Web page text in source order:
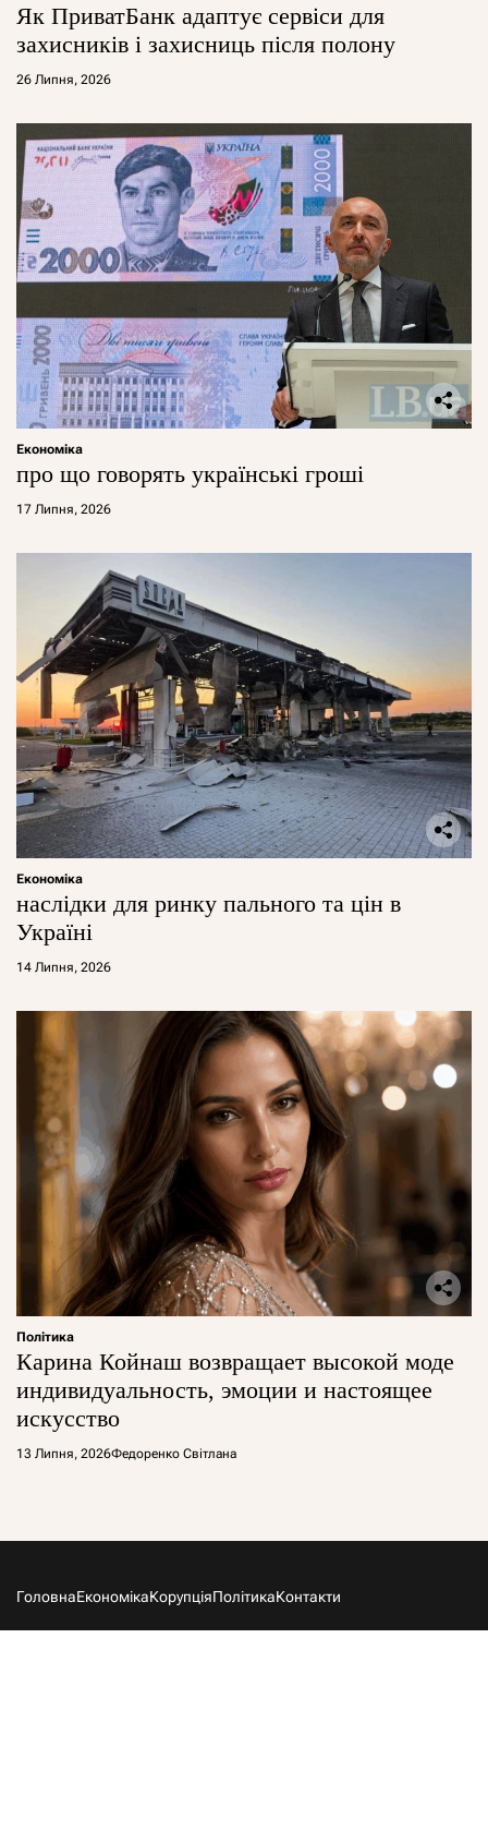
Як ПриватБанк адаптує сервіси для
захисників і захисниць після полону
26 Липня, 2026
Економіка
про що говорять українські гроші
17 Липня, 2026
Економіка
наслідки для ринку пального та цін в
Україні
14 Липня, 2026
Політика
Карина Койнаш возвращает высокой моде
индивидуальность, эмоции и настоящее
искусство
13 Липня, 2026Федоренко Світлана
ГоловнаЕкономікаКорупціяПолітикаКонтакти